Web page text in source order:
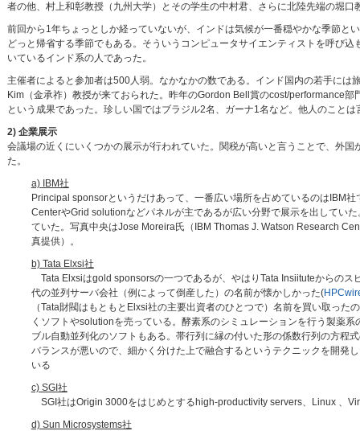
者の他、村上和彰教授（九州大学）とその学生の中村君、さらに北陸先端の堀
前回から1年ちょっとしか経っていないが、インドは気候が一番穏やかな季節
どっと帰省する季節でもある。そういうコンピュータサイエンティストを呼び
いているインド系の人であった。
主催者によると参加者は500人弱。なかなかの数である。インド国内の若手に
Kim（金承祚）教授が来ておられた。昨年のGordon Bell賞のcost/performance
という成果であった。珍しい国ではブラジル2名、ガーナ1名など。他人のこと
2) 企業展示
会議場の近くにいくつかの展示が行われていた。関税が高いと言うことで、外国
た。
a) IBM社
Principal sponsorというだけあって、一番広い場所を占めているのはIBM
CenterやGrid solutionなどパネルが主であるが広い分野で展示を出してい
ていた。写真中央はJose Moreira氏（IBM Thomas J. Watson Research
真提供）。
b) Tata Elxsi社
Tata Elxsiはgold sponsorsの一つであるが、やはりTata Insiituteからのス
代の並列サーバ会社（例によって倒産した）の名前が懐かしかった(
（Tata財閥はもともとElxsi社の主要出資者のひとつで）名前を買い取った
くソフトやsolutionを売っている。酵素系のシミュレーションを行う製薬
ブル自動並列化のソフトもある。帯行列に縁の付いた形の係数行列の方程
バランスが悪いので、細かく分けた上で融合するというテクニックを開発
いる
c) SGI社
SGI社はOrigin 3000をはじめとするhigh-productivity servers、Linux 、
d) Sun Microsystems社